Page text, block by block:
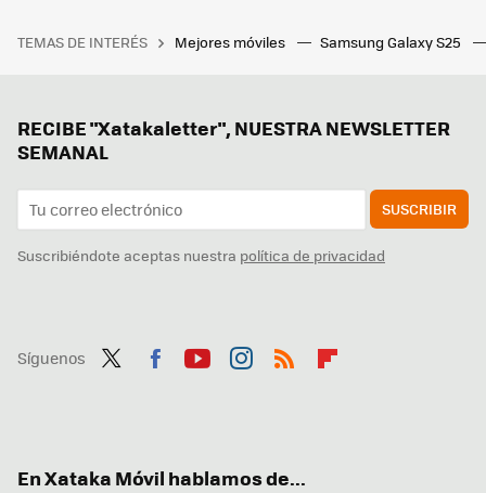
TEMAS DE INTERÉS Mejores móviles Samsung Galaxy S25
RECIBE "Xatakaletter", NUESTRA NEWSLETTER
SEMANAL
SUSCRIBIR
Suscribiéndote aceptas nuestra política de privacidad
Síguenos
En Xataka Móvil hablamos de...